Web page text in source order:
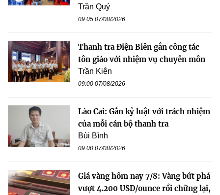
Trần Quý
09:05 07/08/2026
Thanh tra Điện Biên gắn công tác
tôn giáo với nhiệm vụ chuyên môn
Trần Kiên
09:00 07/08/2026
Lào Cai: Gắn kỷ luật với trách nhiệm
của mỗi cán bộ thanh tra
Bùi Bình
09:00 07/08/2026
Giá vàng hôm nay 7/8: Vàng bứt phá
vượt 4.200 USD/ounce rồi chững lại,